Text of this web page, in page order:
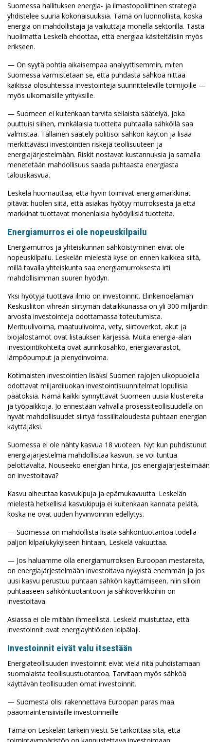
Suomessa hallituksen energia- ja ilmastopoliittinen strategia
yhdistelee suuria kokonaisuuksia. Tämä on luonnollista, koska
energia on mahdollistaja ja vaikuttaja monella sektorilla. Tästä
huolimatta Leskelä ehdottaa, että energiaa käsiteltäisiin myös
erikseen.
— On syytä pohtia aikaisempaa analyyttisemmin, miten
Suomessa varmistetaan se, että puhdasta sähköä riittää
kaikissa olosuhteissa investointeja suunnitteleville toimijoille —
myös ulkomaisille yrityksille.
— Suomeen ei kuitenkaan tarvita sellaista säätelyä, joka
puuttuisi siihen, minkälaisia tuotteita puhtaalla sähköllä saa
valmistaa. Tällainen säätely politisoi sähkön käytön ja lisää
merkittävästi investointien riskejä teollisuuteen ja
energiajärjestelmään. Riskit nostavat kustannuksia ja samalla
menetetään mahdollisuus saada puhtaasta energiasta
talouskasvua.
Leskelä huomauttaa, että hyvin toimivat energiamarkkinat
pitävät huolen siitä, että asiakas hyötyy murroksesta ja että
markkinat tuottavat monenlaisia hyödyllisiä tuotteita.
Energiamurros ei ole nopeuskilpailu
Energiamurros ja yhteiskunnan sähköistyminen eivät ole
nopeuskilpailu. Leskelän mielestä kyse on ennen kaikkea siitä,
millä tavalla yhteiskunta saa energiamurroksesta irti
mahdollisimman suuren hyödyn.
Yksi hyötyjä tuottava ilmiö on investoinnit. Elinkeinoelämän
Keskusliiton vihreän siirtymän dataikkunassa on yli 300 miljardin
arvosta investointeja odottamassa toteutumista.
Merituulivoima, maatuulivoima, vety, siirtoverkot, akut ja
biojalostamot ovat listauksen kärjessä. Muita energia-alan
investointikohteita ovat aurinkosähkö, energiavarastot,
lämpöpumput ja pienydinvoima.
Kotimaisten investointien lisäksi Suomen rajojen ulkopuolella
odottavat miljardiluokan investointisuunnitelmat lopullisia
päätöksiä. Nämä kaikki synnyttävät Suomeen uusia klustereita
ja työpaikkoja. Jo ennestään vahvalla prosessiteollisuudella on
hyvät mahdollisuudet siirtyä fossiilitaloudesta puhtaan energian
käyttäjäksi.
Suomessa ei ole nähty kasvua 18 vuoteen. Nyt kun puhdistunut
energiajärjestelmä mahdollistaa kasvun, se voi tuntua
pelottavalta. Nouseeko energian hinta, jos energiajärjestelmään
on investoitava?
Kasvu aiheuttaa kasvukipuja ja epämukavuutta. Leskelän
mielestä hetkellisiä kasvukipuja ei kuitenkaan kannata pelätä,
koska ne ovat uuden hyvinvoinnin edellytys.
— Suomessa on mahdollista lisätä sähköntuotantoa todella
paljon kilpailukykyiseen hintaan, Leskelä vakuuttaa.
— Jos haluamme olla energiamurroksen Euroopan mestareita,
on energiajärjestelmään investoitava nykyistä enemmän ja jos
uusi kasvu perustuu puhtaan sähkön käyttämiseen, niin silloin
puhtaaseen sähköntuotantoon ja sähköverkkoihin on
investoitava.
Asiassa ei ole mitään ihmeellistä. Leskelä muistuttaa, että
investoinnit ovat energiayhtiöiden leipälaji.
Investoinnit eivät valu itsestään
Energiateollisuuden investoinnit eivät vielä riitä puhdistamaan
suomalaista teollisuustuotantoa. Tarvitaan myös sähköä
käyttävän teollisuuden omat investoinnit.
— Suomesta olisi rakennettava Euroopan paras maa
pääomaintensiivisille investoinneille.
Tämä on Leskelän tärkein viesti. Se tarkoittaa sitä, että